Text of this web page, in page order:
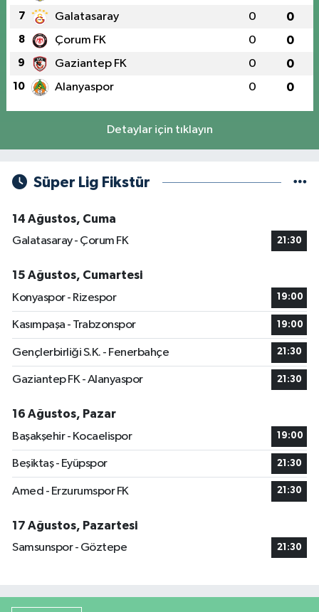
7 Galatasaray 0 0
8 Çorum FK 0 0
9 Gaziantep FK 0 0
10 Alanyaspor 0 0
Detaylar için tıklayın
Süper Lig Fikstür
14 Ağustos, Cuma
Galatasaray - Çorum FK
21:30
15 Ağustos, Cumartesi
Konyaspor - Rizespor
19:00
Kasımpaşa - Trabzonspor 19:00
Gençlerbirliği S.K. - Fenerbahçe 21:30
Gaziantep FK - Alanyaspor 21:30
16 Ağustos, Pazar
Başakşehir - Kocaelispor
19:00
Beşiktaş - Eyüpspor 21:30
Amed - Erzurumspor FK 21:30
17 Ağustos, Pazartesi
Samsunspor - Göztepe
21:30